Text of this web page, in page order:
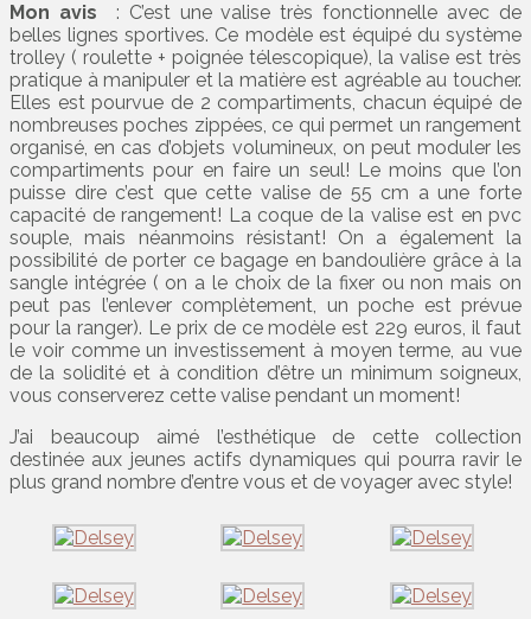
Mon avis : C’est une valise très fonctionnelle avec de
belles lignes sportives. Ce modèle est équipé du système
trolley ( roulette + poignée télescopique), la valise est très
pratique à manipuler et la matière est agréable au toucher.
Elles est pourvue de 2 compartiments, chacun équipé de
nombreuses poches zippées, ce qui permet un rangement
organisé, en cas d’objets volumineux, on peut moduler les
compartiments pour en faire un seul! Le moins que l’on
puisse dire c’est que cette valise de 55 cm a une forte
capacité de rangement! La coque de la valise est en pvc
souple, mais néanmoins résistant! On a également la
possibilité de porter ce bagage en bandoulière grâce à la
sangle intégrée ( on a le choix de la fixer ou non mais on
peut pas l’enlever complètement, un poche est prévue
pour la ranger). Le prix de ce modèle est 229 euros, il faut
le voir comme un investissement à moyen terme, au vue
de la solidité et à condition d’être un minimum soigneux,
vous conserverez cette valise pendant un moment!
J’ai beaucoup aimé l’esthétique de cette collection
destinée aux jeunes actifs dynamiques qui pourra ravir le
plus grand nombre d’entre vous et de voyager avec style!